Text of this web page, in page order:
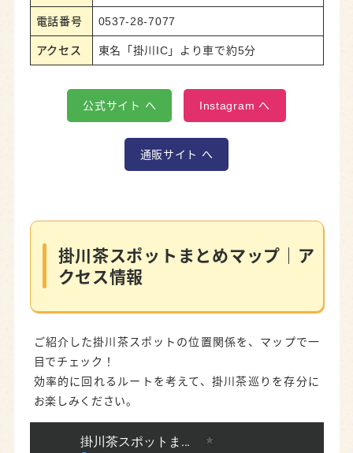
電話番号 0537-28-7077
アクセス 東名「掛川IC」より車で約5分
公式サイト へ Instagram へ
通販サイト へ
掛川茶スポットまとめマップ｜ア
クセス情報
ご紹介した掛川茶スポットの位置関係を、マップで一
目でチェック！
効率的に回れるルートを考えて、掛川茶巡りを存分に
お楽しみください。